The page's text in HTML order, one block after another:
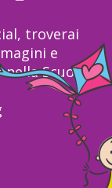
troverai
e
Scuola